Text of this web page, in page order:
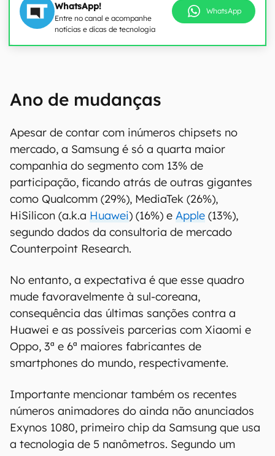
WhatsApp!
Entre no canal e acompanhe
notícias e dicas de tecnologia
WhatsApp
Ano de mudanças
Apesar de contar com inúmeros chipsets no
mercado, a Samsung é só a quarta maior
companhia do segmento com 13% de
participação, ficando atrás de outras gigantes
como Qualcomm (29%), MediaTek (26%),
HiSilicon (a.k.a Huawei) (16%) e Apple (13%),
segundo dados da consultoria de mercado
Counterpoint Research.
No entanto, a expectativa é que esse quadro
mude favoravelmente à sul-coreana,
consequência das últimas sanções contra a
Huawei e as possíveis parcerias com Xiaomi e
Oppo, 3ª e 6ª maiores fabricantes de
smartphones do mundo, respectivamente.
Importante mencionar também os recentes
números animadores do ainda não anunciados
Exynos 1080, primeiro chip da Samsung que usa
a tecnologia de 5 nanômetros. Segundo um